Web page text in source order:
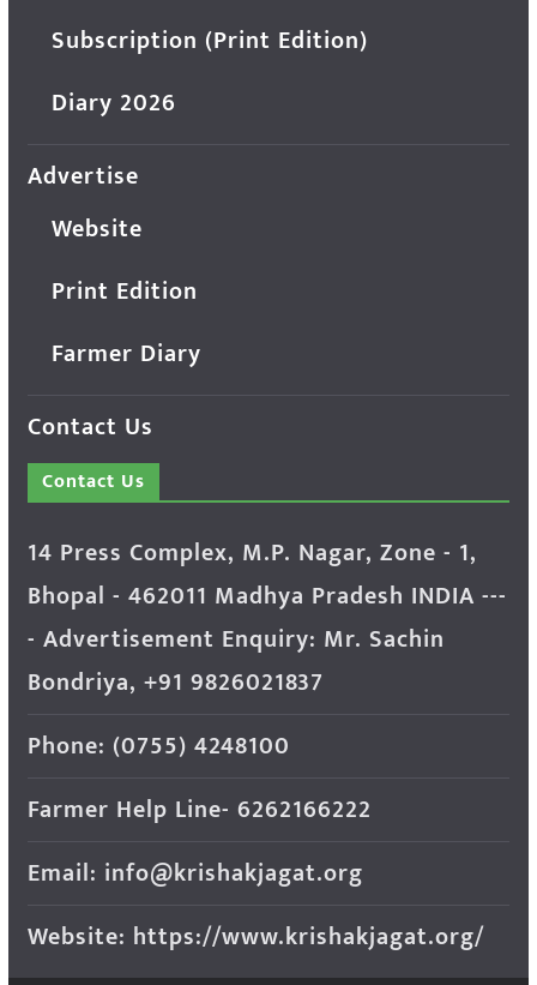
Subscription (Print Edition)
Diary 2026
Advertise
Website
Print Edition
Farmer Diary
Contact Us
Contact Us
14 Press Complex, M.P. Nagar, Zone - 1,
Bhopal - 462011 Madhya Pradesh INDIA ---
- Advertisement Enquiry: Mr. Sachin
Bondriya, +91 9826021837
Phone: (0755) 4248100
Farmer Help Line- 6262166222
Email: info@krishakjagat.org
Website: https://www.krishakjagat.org/